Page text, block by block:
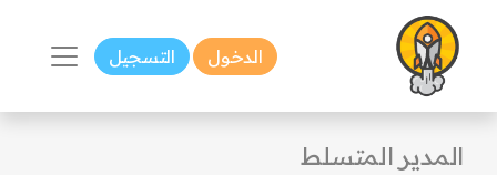
الدخول التسجيل
المدير المتسلط